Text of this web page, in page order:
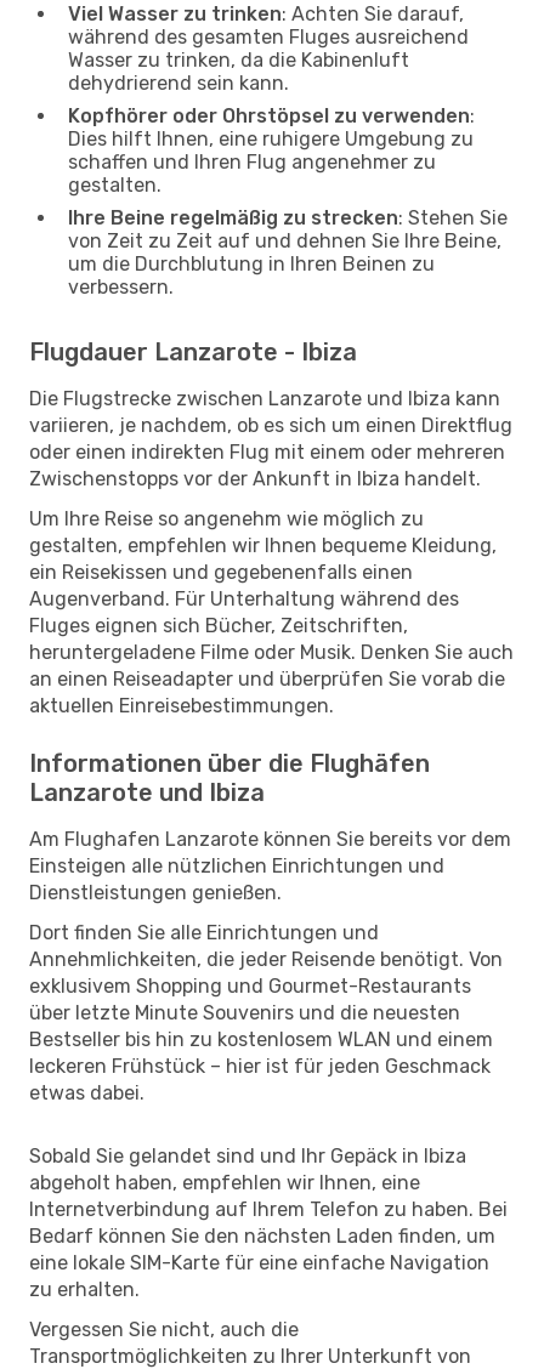
Viel Wasser zu trinken: Achten Sie darauf,
während des gesamten Fluges ausreichend
Wasser zu trinken, da die Kabinenluft
dehydrierend sein kann.
Kopfhörer oder Ohrstöpsel zu verwenden:
Dies hilft Ihnen, eine ruhigere Umgebung zu
schaffen und Ihren Flug angenehmer zu
gestalten.
Ihre Beine regelmäßig zu strecken: Stehen Sie
von Zeit zu Zeit auf und dehnen Sie Ihre Beine,
um die Durchblutung in Ihren Beinen zu
verbessern.
Flugdauer Lanzarote - Ibiza
Die Flugstrecke zwischen Lanzarote und Ibiza kann
variieren, je nachdem, ob es sich um einen Direktflug
oder einen indirekten Flug mit einem oder mehreren
Zwischenstopps vor der Ankunft in Ibiza handelt.
Um Ihre Reise so angenehm wie möglich zu
gestalten, empfehlen wir Ihnen bequeme Kleidung,
ein Reisekissen und gegebenenfalls einen
Augenverband. Für Unterhaltung während des
Fluges eignen sich Bücher, Zeitschriften,
heruntergeladene Filme oder Musik. Denken Sie auch
an einen Reiseadapter und überprüfen Sie vorab die
aktuellen Einreisebestimmungen.
Informationen über die Flughäfen
Lanzarote und Ibiza
Am Flughafen Lanzarote können Sie bereits vor dem
Einsteigen alle nützlichen Einrichtungen und
Dienstleistungen genießen.
Dort finden Sie alle Einrichtungen und
Annehmlichkeiten, die jeder Reisende benötigt. Von
exklusivem Shopping und Gourmet-Restaurants
über letzte Minute Souvenirs und die neuesten
Bestseller bis hin zu kostenlosem WLAN und einem
leckeren Frühstück – hier ist für jeden Geschmack
etwas dabei.
Sobald Sie gelandet sind und Ihr Gepäck in Ibiza
abgeholt haben, empfehlen wir Ihnen, eine
Internetverbindung auf Ihrem Telefon zu haben. Bei
Bedarf können Sie den nächsten Laden finden, um
eine lokale SIM-Karte für eine einfache Navigation
zu erhalten.
Vergessen Sie nicht, auch die
Transportmöglichkeiten zu Ihrer Unterkunft von